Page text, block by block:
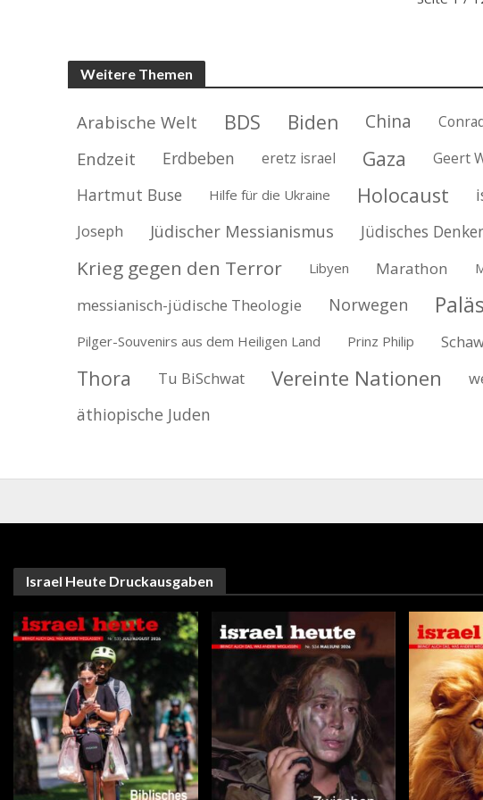
Weitere Themen
Arabische Welt BDS Biden China
Endzeit Erdbeben eretz israel Gaza Geert
Hartmut Buse Hilfe für die Ukraine Holocaust
Joseph
Jüdischer Messianismus Jüdisches
Krieg gegen den Terror Libyen Marathon
messianisch-jüdische Theologie Norwegen
Pilger-Souvenirs aus dem Heiligen Land Prinz Philip
Thora Tu BiSchwat Vereinte Nationen
äthiopische Juden
Israel Heute Druckausgaben